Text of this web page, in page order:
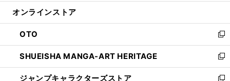
ン
ウ
で
開
く
ウ
ン
ド
ウ
で
開
く
オンラインストア
OTO
新
し
い
ウ
SHUEISHA MANGA-ART HERITAGE
新
し
ジャンプキャラクターズストア